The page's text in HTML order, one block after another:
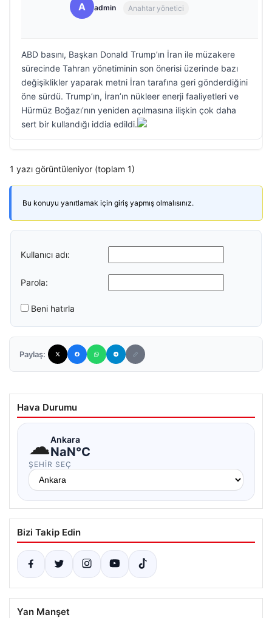
A admin Anahtar yönetici
ABD basını, Başkan Donald Trump’ın İran ile müzakere
sürecinde Tahran yönetiminin son önerisi üzerinde bazı
değişiklikler yaparak metni İran tarafına geri gönderdiğini
öne sürdü. Trump’ın, İran’ın nükleer enerji faaliyetleri ve
Hürmüz Boğazı’nın yeniden açılmasına ilişkin çok daha
sert bir kullandığı iddia edildi.
1 yazı görüntüleniyor (toplam 1)
Bu konuyu yanıtlamak için giriş yapmış olmalısınız.
Kullanıcı adı:
Parola:
Beni hatırla
Paylaş:
Hava Durumu
☁Ankara
NaN°C
ŞEHIR SEÇ
Bizi Takip Edin
Yan Manşet